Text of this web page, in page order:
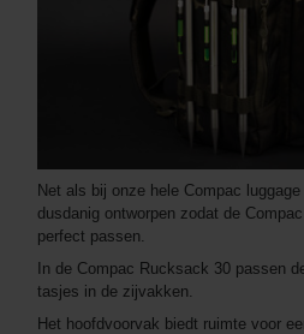
Net als bij onze hele Compac
dusdanig ontworpen zodat de
perfect passen.
In de Compac Rucksack 30 passen
tasjes in de zijvakken.
Het hoofdvoorvak biedt ruimte voor